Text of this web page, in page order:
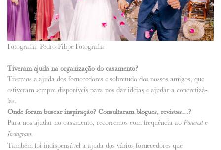
Fotografia: Pedro Filipe Fotografia
Tiveram ajuda na organização do casamento?
Tivemos a ajuda dos fornecedores e sobretudo dos nossos amigos, que
estiveram sempre disponíveis para nos dar ideias e ajudar a concretizá-
las.
Onde foram buscar inspiração? Consultaram blogues, revistas…?
Para nos ajudar no casamento, recorremos com frequência ao Pintereste
Instagram.
Também foi indispensável a ajuda dos vários fornecedores que